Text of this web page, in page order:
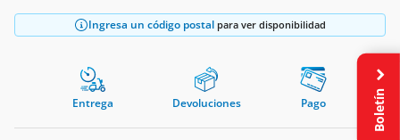
Ingresa un código postal para ver disponibilidad
Entrega Devoluciones Pago Boletín